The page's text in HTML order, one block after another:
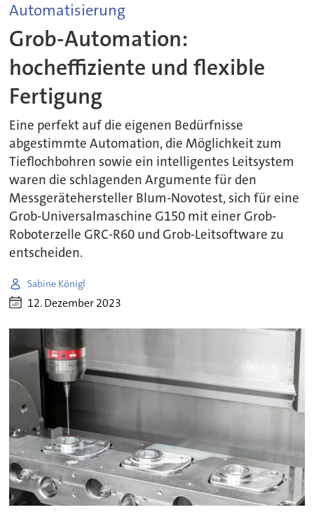
Automatisierung
Grob-Automation:
hocheffiziente und flexible
Fertigung
Eine perfekt auf die eigenen Bedürfnisse
abgestimmte Automation, die Möglichkeit zum
Tieflochbohren sowie ein intelligentes Leitsystem
waren die schlagenden Argumente für den
Messgerätehersteller Blum-Novotest, sich für eine
Grob-Universalmaschine G150 mit einer Grob-
Roboterzelle GRC-R60 und Grob-Leitsoftware zu
entscheiden.
Sabine Königl
12. Dezember 2023